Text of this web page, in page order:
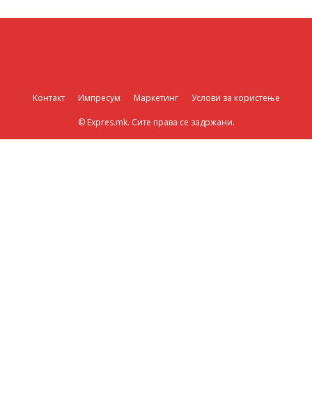
Контакт Импресум Маркетинг Услови за користење
© Expres.mk. Сите права се задржани.